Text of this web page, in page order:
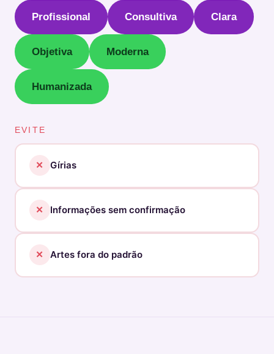
Profissional Consultiva Clara
Objetiva Moderna
Humanizada
EVITE
✕ Gírias
✕ Informações sem confirmação
✕ Artes fora do padrão